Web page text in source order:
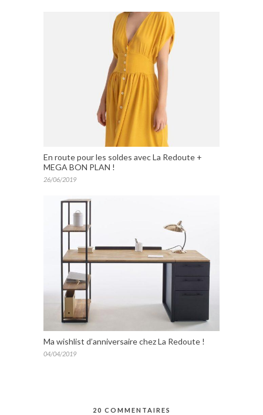
En route pour les soldes avec La Redoute +
MEGA BON PLAN !
26/06/2019
Ma wishlist d’anniversaire chez La Redoute !
04/04/2019
20 COMMENTAIRES